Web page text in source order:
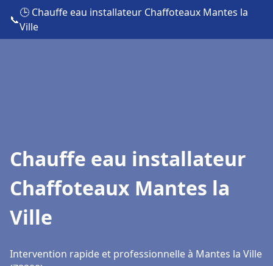
📞
🕒 Chauffe eau installateur Chaffoteaux Mantes la
Ville
Chauffe eau installateur
Chaffoteaux Mantes la
Ville
Intervention rapide et professionnelle à Mantes la Ville